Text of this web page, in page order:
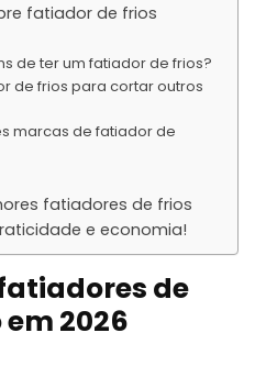
fatiador de frios
de ter um fatiador de frios?
de frios para cortar outros
marcas de fatiador de
fatiadores de frios
e economia!
de
2026